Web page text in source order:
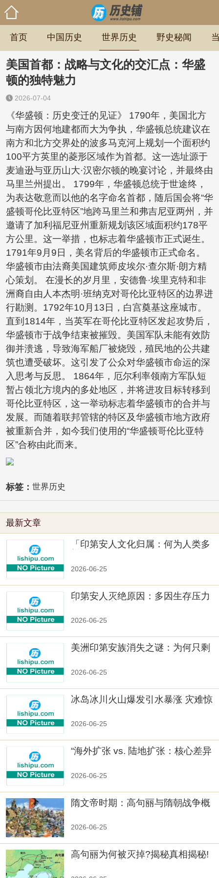
首页 中国历史 世界历史 野史秘闻
美国首都：战略与文化的交汇点：华盛
顿的独特魅力
2026-07-04
《华盛顿：历史变迁的见证》 1790年，美国北方
与南方因何地建都而大为争执，华盛顿总统建议在
南方和北方交界处的波多马克河上规划一个面积约
100平方英里的菱形区域作为首都。这一选址源于
麦迪逊与亚历山大·汉密尔顿的晚宴讨论，并最终由
马里兰州提出。 1799年，华盛顿总统于世途终，
为表达敬意而以他的名字命名首都，随后国会将“华
盛顿哥伦比亚特区”地跨马里兰和弗吉尼亚两州，并
邀请了加利福尼亚州重新规划该区域面积约178平
方公里。这一举措，也标志着华盛顿市正式诞生。
1791年9月9日，美名背后的华盛顿市正式命名。
华盛顿市由法裔美国建筑师皮埃尔·查尔斯·朗方精
心策划。 在漫长的岁月里，安德鲁·埃里克特和非
洲裔自由人本杰明·班纳克对哥伦比亚特区的边界进
行勘测。1792年10月13日，白宫奠基这座城市。
直到1814年，当英军在哥伦比亚特区发起攻势后，
华盛顿市于战争结束被摧毁。美国军队未能有效防
御并溃逃，导致海军船厂被烧毁，殖民地的公共建
筑也遭受破坏。这引发了公众对华盛顿市命运的深
入思考与反思。 1864年，厄尔利率领南方军队短
暂占领北方境内的多处地区，并将进攻目标转移到
哥伦比亚特区，这一举动标志着华盛顿市的合并与
发展。而随着联邦管辖的特区及华盛顿市地方政府
被重新合并，如今我们使用的“华盛顿哥伦比亚特
区”合称由此而来。
标签： 世界历史
最新文章
「印第安人文化归属：何为人类多
2026-06-25
印第安人灭绝原因：多因生存压力
2026-06-25
美洲印第安族消失之谜：为何只剩
2026-06-25
冰岛冰川火山爆发引水暴涨 灾难惊
2026-06-25
“海外扩张 vs. 陆地扩张：核心差异
2026-06-25
隋文帝时期：高句丽与隋朝战争概
2026-06-25
高句丽为何被灭掉?揭秘真相揭秘!